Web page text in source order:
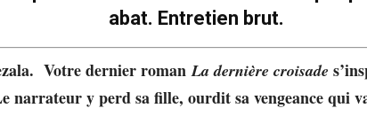
abat. Entretien brut.
Votre dernier romanLa dernière croisade
narrateur y perd sa fille, ourdit sa vengeance qui